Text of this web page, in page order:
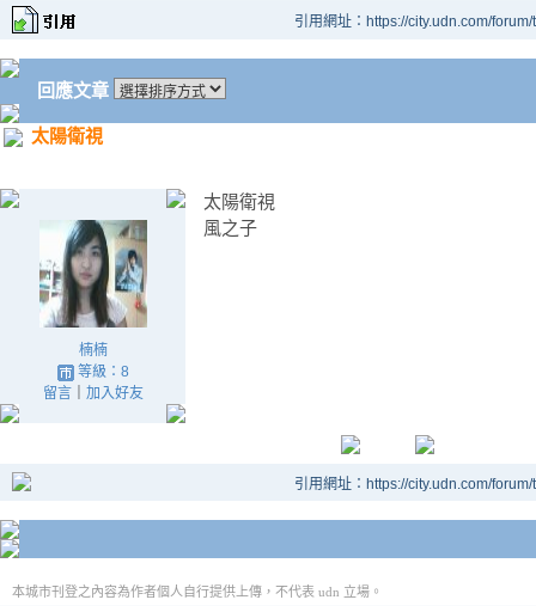
引用網址：https://city.udn.com/
回應文章
太陽衛視
楠楠
等級：8
留言｜ 加入好友
太陽衛視
風之子
引用網址：https://city.udn.com/
本城市刊登之內容為作者個人自行提供上傳，不代表 udn 立場。